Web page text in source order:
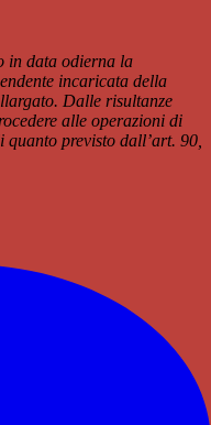
in data odierna la
incaricata della
Dalle risultanze
alle operazioni di
previsto dall’art. 90,